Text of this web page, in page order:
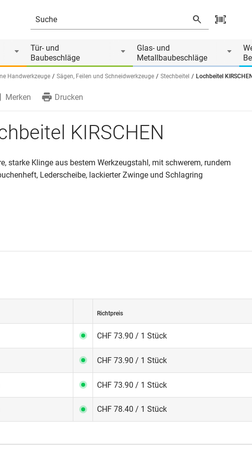
Tür- und
Baubeschläge
Glas- und
Metallbaubeschläge
Handwerkzeuge Sägen, Feilen und Schneidwerkzeuge Stechbeitel Lochbeitel KIRSCHEN
Merken Drucken
KIRSCHEN
starke Klinge aus bestem Werkzeugstahl, mit schwerem, rundem
Lederscheibe, lackierter Zwinge und Schlagring
Richtpreis
CHF 73.90 / 1 Stück
CHF 73.90 / 1 Stück
CHF 73.90 / 1 Stück
CHF 78.40 / 1 Stück